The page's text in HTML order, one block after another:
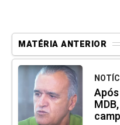
MATÉRIA ANTERIOR